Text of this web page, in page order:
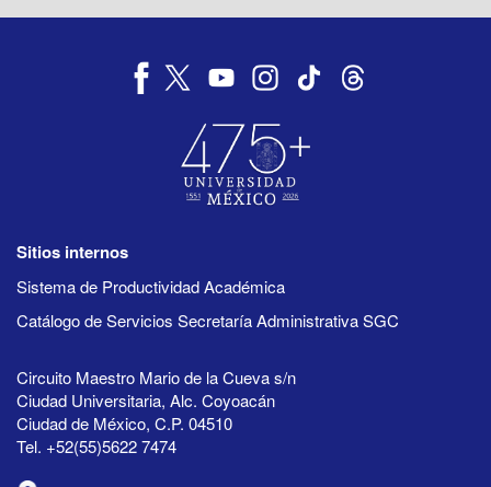
Sitios internos
Sistema de Productividad Académica
Catálogo de Servicios Secretaría Administrativa SGC
Circuito Maestro Mario de la Cueva s/n
Ciudad Universitaria, Alc. Coyoacán
Ciudad de México, C.P. 04510
Tel. +52(55)5622 7474